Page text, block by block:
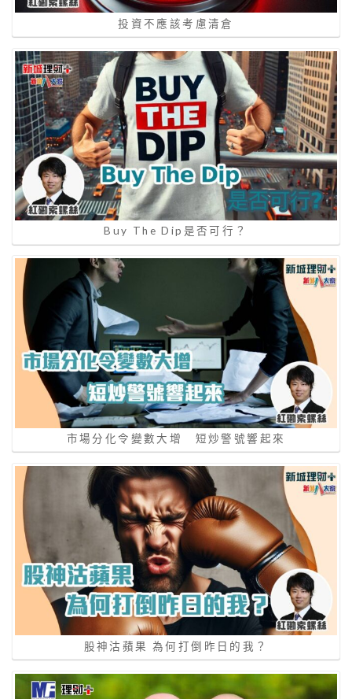
投資不應該考慮清倉
Buy The Dip是否可行？
市場分化令變數大增 短炒警號響起來
股神沽蘋果 為何打倒昨日的我？